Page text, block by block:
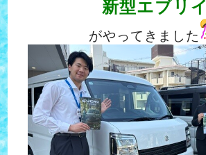
新型エブリイ
がやってきました